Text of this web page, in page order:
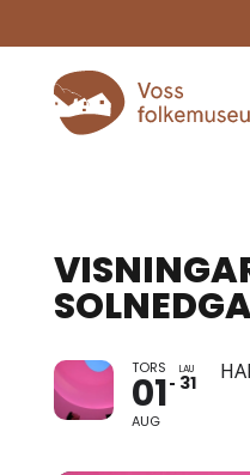
TORS
01
AUG
LAU
31